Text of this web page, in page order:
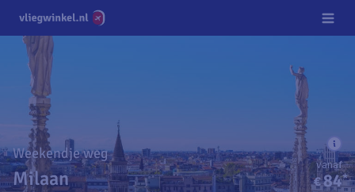
Weekendje weg
Milaan €84*
vanaf